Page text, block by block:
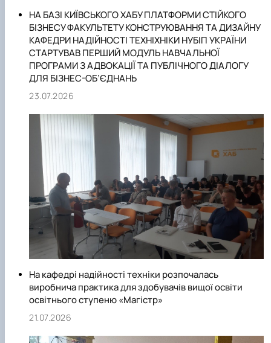
5. Розроблення науково-методичних засад
інтелектуалізованого логістично-орієнтованого
управління надійністю, ресурсом та техніко-економічною
ефективністю мобільних технічних систем на основі
оптимізації процесів фільтрації робочих середовищ.
НА БАЗІ КИЇВСЬКОГО ХАБУ ПЛАТФОРМИ СТІЙКОГО
БІЗНЕСУ ФАКУЛЬТЕТУ КОНСТРУЮВАННЯ ТА ДИЗАЙНУ
КАФЕДРИ НАДІЙНОСТІ ТЕХНІХНІКИ НУБІП УКРАЇНИ
СТАРТУВАВ ПЕРШИЙ МОДУЛЬ НАВЧАЛЬНОЇ
ПРОГРАМИ З АДВОКАЦІЇ ТА ПУБЛІЧНОГО ДІАЛОГУ
ДЛЯ БІЗНЕС-ОБ’ЄДНАНЬ
23.07.2026
На кафедрі надійності техніки розпочалась
виробнича практика для здобувачів вищої освіти
освітнього ступеню «Магістр»
21.07.2026